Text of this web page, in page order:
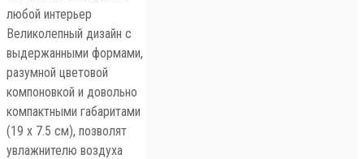
любой интерьер
Великолепный дизайн с
выдержанными формами,
разумной цветовой
компоновкой и довольно
компактными габаритами
(19 x 7.5 см), позволят
увлажнителю воздуха